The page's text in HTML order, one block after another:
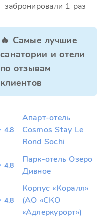
забронировали 1 раз
🔥 Самые лучшие
санатории и отели
по отзывам
клиентов
4.8
Апарт-отель
Cosmos Stay Le
Rond Sochi
4.8
Парк-отель Озеро
Дивное
4.8
Корпус «Коралл»
(АО «СКО
«Адлеркурорт»)